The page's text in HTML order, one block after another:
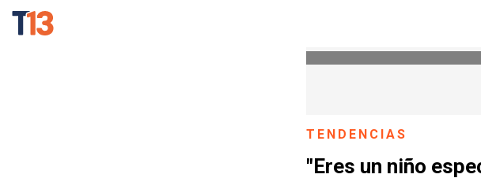
TENDENCIAS
"Eres un niño